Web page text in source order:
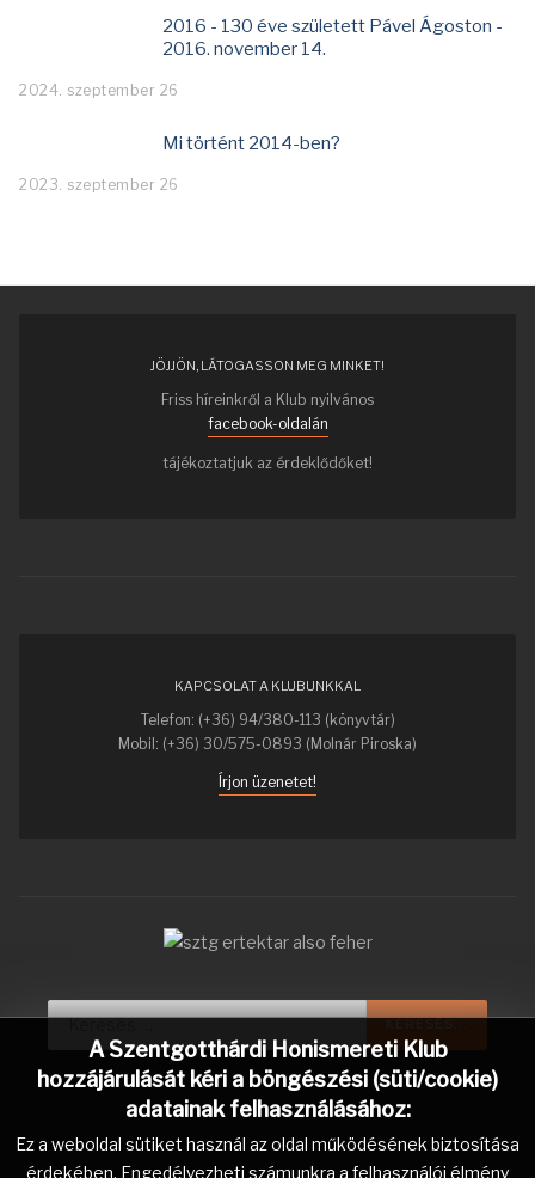
2016 - 130 éve született Pável Ágoston -
2016. november 14.
2024. szeptember 26
Mi történt 2014-ben?
2023. szeptember 26
A Szentgotthárdi Honismereti Klub
hozzájárulását kéri a böngészési (süti/cookie)
adatainak felhasználásához:
Ez a weboldal sütiket használ az oldal működésének biztosítása
érdekében. Engedélyezheti számunkra a felhasználói élmény
JÖJJÖN, LÁTOGASSON MEG MINKET!
Friss híreinkről a Klub nyilvános
facebook-oldalán
tájékoztatjuk az érdeklődőket!
KAPCSOLAT A KLUBUNKKAL
Telefon: (+36) 94/380-113 (könyvtár)
Mobil: (+36) 30/575-0893 (Molnár Piroska)
Írjon üzenetet!
Keresés...